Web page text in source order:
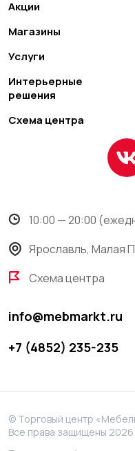
Акции
Магазины
Услуги
Интерьерные
решения
Схема центра
10:00 — 20:00
Ярославль, Малая
Схема центра
info@mebmarkt.ru
+7 (4852) 235-235
© Торговый центр
Все права защищены 2026